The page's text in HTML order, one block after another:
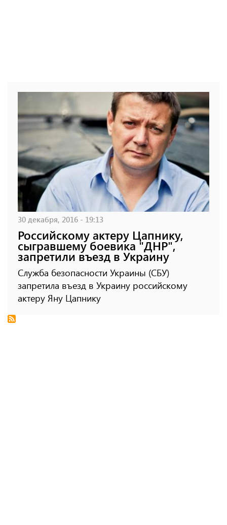
30 декабря, 2016 - 19:13
Российскому актеру Цапнику,
сыгравшему боевика "ДНР",
запретили въезд в Украину
Служба безопасности Украины (СБУ)
запретила въезд в Украину российскому
актеру Яну Цапнику